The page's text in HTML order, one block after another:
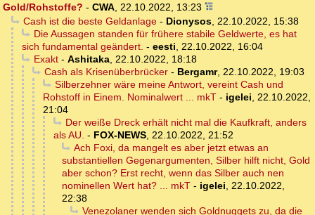
Gold/Rohstoffe? - CWA, 22.10.2022, 13:23
Cash ist die beste Geldanlage- Dionysos, 22.10.2022, 15:38
Die Aussagen standen für frühere stabile Geldwerte, es hat
sich fundamental geändert. - eesti, 22.10.2022, 16:04
Exakt- Ashitaka, 22.10.2022, 18:18
Cash als Krisenüberbrücker- Bergamr, 22.10.2022, 19:03
Silberzehner wäre meine Antwort, vereint Cash und
Rohstoff in Einem. Nominalwert ... mkT - igelei, 22.10.2022,
21:04
Der weiße Dreck erhält nicht mal die Kaufkraft, anders
als AU. - FOX-NEWS, 22.10.2022, 21:52
Ach Foxi, da mangelt es aber jetzt etwas an
substantiellen Gegenargumenten, Silber hilft nicht, Gold
aber schon? Erst recht, wenn das Silber auch nen
nominellen Wert hat? ... mkT - igelei, 22.10.2022,
22:38
Venezolaner wenden sich Goldnuggets zu, da die